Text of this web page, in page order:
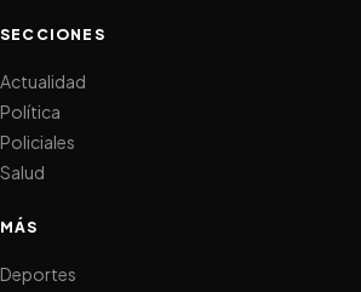
SECCIONES
Actualidad
Política
Policiales
Salud
MÁS
Deportes